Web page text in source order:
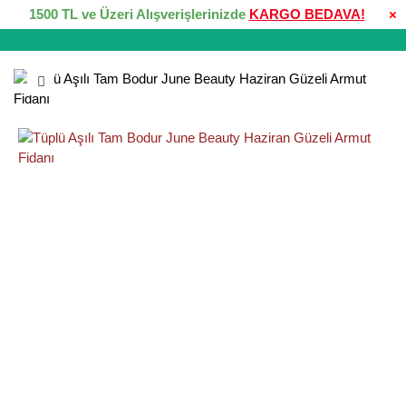
×
1500 TL ve Üzeri Alışverişlerinizde KARGO BEDAVA!